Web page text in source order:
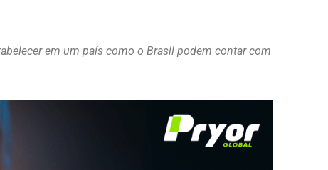
em um país como o Brasil podem contar com